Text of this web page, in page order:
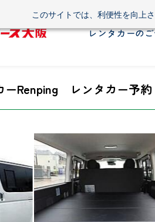
このサイトでは、利便性を向上
レンタカーの
Renping レンタカー予約